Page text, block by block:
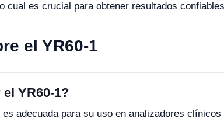
cual es crucial para obtener resultados
el YR60-1
YR60-1?
adecuada para su uso en analizadores